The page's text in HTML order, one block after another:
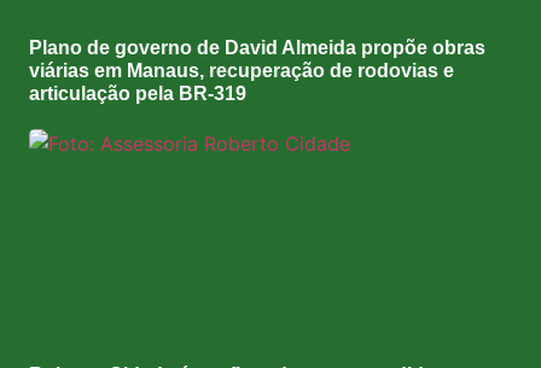
Plano de governo de David Almeida propõe obras
viárias em Manaus, recuperação de rodovias e
articulação pela BR-319